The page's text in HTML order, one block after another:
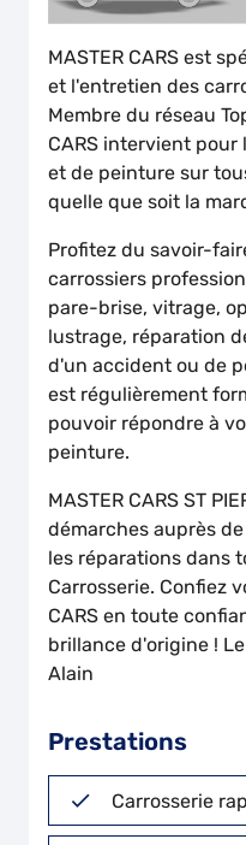
MASTER CARS est
et l'entretien des
Membre du réseau
CARS intervient
et de peinture sur
quelle que soit la
Profitez du savoir-
carrossiers
pare-brise, vitrage,
lustrage, réparation
d'un accident ou de
est régulièrement
pouvoir répondre à
peinture.
MASTER CARS ST
démarches auprès
les réparations dans
Carrosserie. Confiez
CARS en toute
brillance d'origine !
Alain
Prestations
Carrosserie